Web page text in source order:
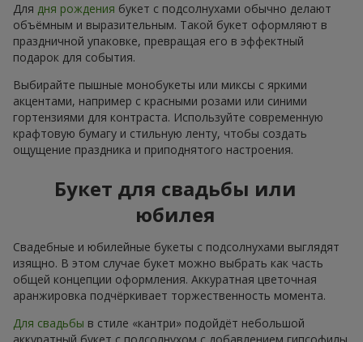
Для дня рождения букет с подсолнухами обычно делают
объёмным и выразительным. Такой букет оформляют в
праздничной упаковке, превращая его в эффектный
подарок для события.
Выбирайте пышные монобукеты или миксы с яркими
акцентами, например с красными розами или синими
гортензиями для контраста. Используйте современную
крафтовую бумагу и стильную ленту, чтобы создать
ощущение праздника и приподнятого настроения.
Букет для свадьбы или
юбилея
Свадебные и юбилейные букеты с подсолнухами выглядят
изящно. В этом случае букет можно выбрать как часть
общей концепции оформления. Аккуратная цветочная
аранжировка подчёркивает торжественность момента.
Для свадьбы в стиле «кантри» подойдёт небольшой